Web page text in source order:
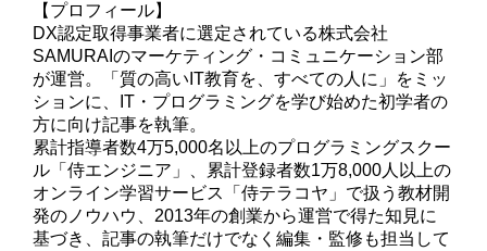
【プロフィール】
DX認定取得事業者に選定されている株式会社
SAMURAIのマーケティング・コミュニケーション部
が運営。「質の高いIT教育を、すべての人に」をミッ
ションに、IT・プログラミングを学び始めた初学者の
方に向け記事を執筆。
累計指導者数4万5,000名以上のプログラミングスクー
ル「侍エンジニア」、累計登録者数1万8,000人以上の
オンライン学習サービス「侍テラコヤ」で扱う教材開
発のノウハウ、2013年の創業から運営で得た知見に
基づき、記事の執筆だけでなく編集・監修も担当して